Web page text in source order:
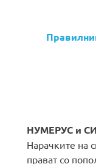
НУМЕРУС и
Нарачките на
прават со